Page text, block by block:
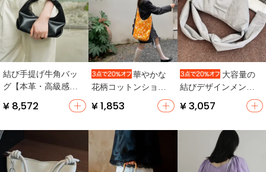
結び手提げ牛角バッ
グ【本革・高級感・
餃子型・シルバー】
（セットアップ対
¥ 8,572
華やかな
花柄コットンショル
ダーバッグ【カジュ
アル・結びデザイ
¥ 1,853
大容量の
結びデザインメンズ
＆ウィメンズショル
ダーバッグ【おしゃ
¥ 3,057